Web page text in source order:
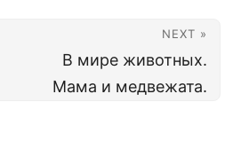
NEXT »
В мире животных.
Мама и медвежата.